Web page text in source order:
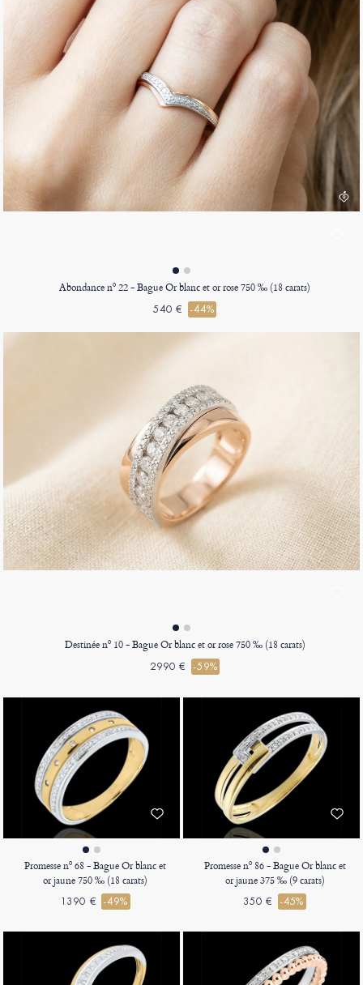
Abondance nº 22 - Bague Or blanc et or rose 750 ‰ (18 carats)
540 € -44%
Destinée nº 10 - Bague Or blanc et or rose 750 ‰ (18 carats)
2990 € -59%
Promesse nº 68 - Bague Or blanc et
or jaune 750 ‰ (18 carats)
1390 € -49%
Promesse nº 86 - Bague Or blanc et
or jaune 375 ‰ (9 carats)
350 € -45%